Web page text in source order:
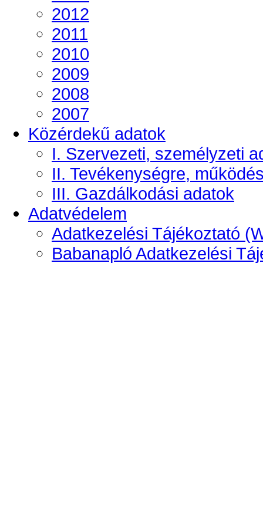
2012
2011
2010
2009
2008
2007
Közérdekű adatok
I. Szervezeti, személyzeti
II. Tevékenységre,
III. Gazdálkodási adatok
Adatvédelem
Adatkezelési Tájékoztató
Babanapló Adatkezelési